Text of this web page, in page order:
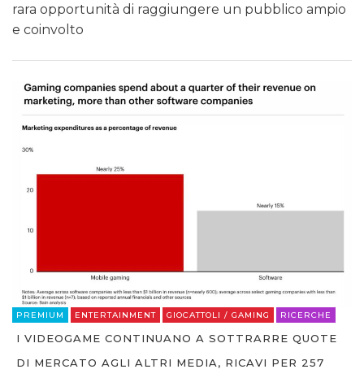
rara opportunità di raggiungere un pubblico ampio
e coinvolto
PREMIUM ENTERTAINMENT GIOCATTOLI / GAMING RICERCHE
I VIDEOGAME CONTINUANO A SOTTRARRE QUOTE
DI MERCATO AGLI ALTRI MEDIA, RICAVI PER 257